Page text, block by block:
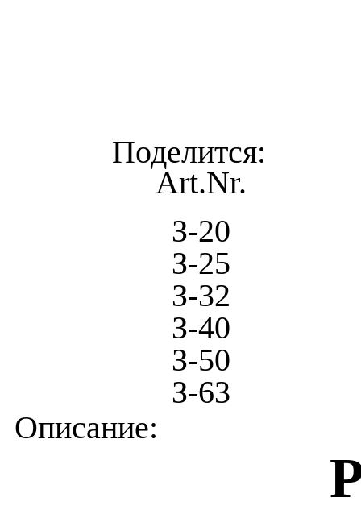
Art.Nr.
З-20
З-25
З-32
З-40
З-50
З-63